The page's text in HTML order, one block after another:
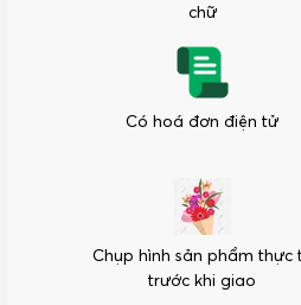
chữ
Có hoá đơn điện tử
Chụp hình sản phẩm thực
trước khi giao